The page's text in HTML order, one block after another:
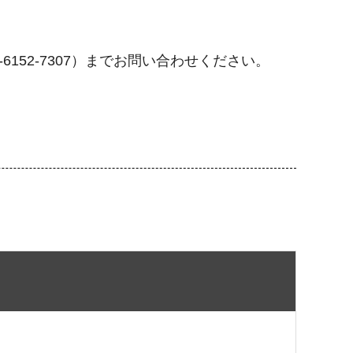
7307）までお問い合わせください。